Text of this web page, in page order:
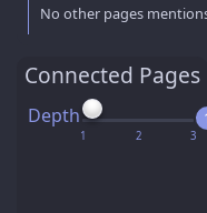
Connected Pages
Depth
No other pages